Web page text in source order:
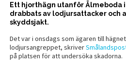
Ett hjorthägn utanför Älmeboda
drabbats av lodjursattacker och
skyddsjakt.
Det var i onsdags som ägaren till
lodjursangreppet, skriver
på platsen för att undersöka skadorna.